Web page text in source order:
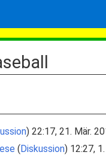
) 22:17, 21. Mär.
(Diskussion) 12:27,